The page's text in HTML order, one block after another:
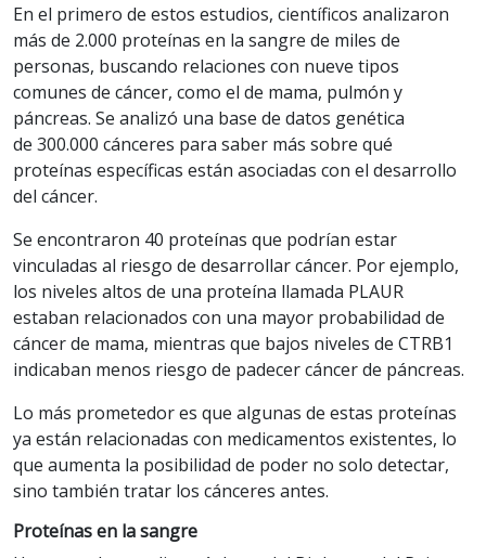
En el primero de estos estudios, científicos analizaron
más de 2.000 proteínas en la sangre de miles de
personas, buscando relaciones con nueve tipos
comunes de cáncer, como el de mama, pulmón y
páncreas. Se analizó una base de datos genética
de 300.000 cánceres para saber más sobre qué
proteínas específicas están asociadas con el desarrollo
del cáncer.
Se encontraron 40 proteínas que podrían estar
vinculadas al riesgo de desarrollar cáncer. Por ejemplo,
los niveles altos de una proteína llamada PLAUR
estaban relacionados con una mayor probabilidad de
cáncer de mama, mientras que bajos niveles de CTRB1
indicaban menos riesgo de padecer cáncer de páncreas.
Lo más prometedor es que algunas de estas proteínas
ya están relacionadas con medicamentos existentes, lo
que aumenta la posibilidad de poder no solo detectar,
sino también tratar los cánceres antes.
Proteínas en la sangre